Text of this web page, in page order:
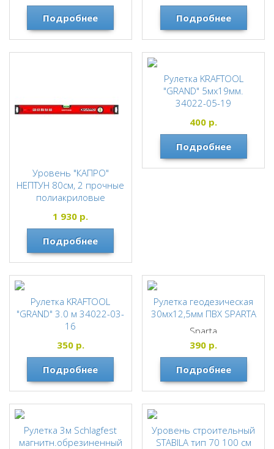
Подробнее
Подробнее
Уровень "КАПРО"
НЕПТУН 80см, 2 прочные
полиакриловые
алюм.корпус.,точность
0.5мм,фрезерованная
рабочая поверхность
1 930 р.
Подробнее
Рулетка KRAFTOOL
"GRAND" 5мx19мм.
34022-05-19
KRAFTOOL
400 р.
Подробнее
Рулетка KRAFTOOL
"GRAND" 3.0 м 34022-03-
16
KRAFTOOL
350р.
Подробнее
Рулетка геодезическая
30мх12,5мм ПВХ SPARTA
Sparta
390 р.
Подробнее
Рулетка 3м Schlagfest
магнитн.обрезиненный
Уровень строительный
STABILA тип 70 100 см